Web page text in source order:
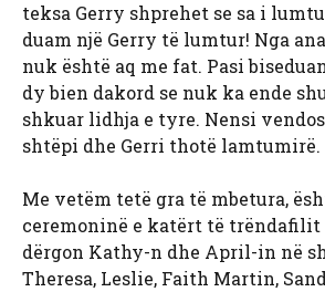
teksa Gerry shprehet se sa i
duam një Gerry të lumtur! Nga
nuk është aq me fat. Pasi
dy bien dakord se nuk ka ende
shkuar lidhja e tyre. Nensi
shtëpi dhe Gerri thotë
Me vetëm tetë gra të mbetura,
ceremoninë e katërt të trëndafilit
dërgon Kathy-n dhe April-in në
Theresa, Leslie, Faith Martin,